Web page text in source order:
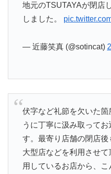
地元のTSUTAYAが閉店
しました。
— 近藤笑真 (@sotincat)
伏字など礼節を欠いた
うに丁寧に汲み取って
す。最寄り店舗の閉店
大型店などを利用させ
用しているお店から、